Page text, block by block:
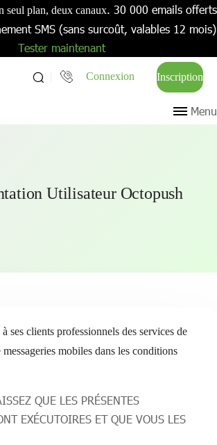
seul plan, deux canaux. 30 000 emails offerts
SMS (sans surcoût, valables 12 mois)
Tester maintenant
Connexion Inscription
Menu
Utilisateur Octopush
ses clients professionnels des services de
mobiles dans les conditions
QUE LES PRÉSENTES
EXÉCUTOIRES ET QUE VOUS LES